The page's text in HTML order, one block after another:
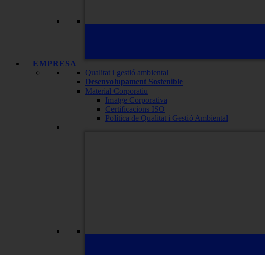
EMPRESA
Qualitat i gestió ambiental
Desenvolupament Sostenible
Material Corporatiu
Imatge Corporativa
Certificacions ISO
Política de Qualitat i Gestió Ambiental